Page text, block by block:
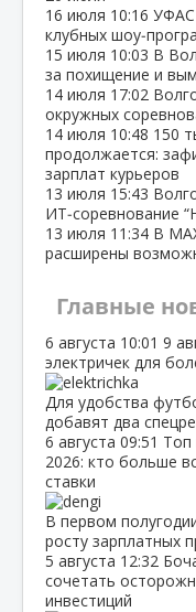
16 июля 10:16 УФАС
клубных
15 июля 10:03 В
за похищение и
14 июля 17:02
окружных
14 июля 10:48 150
продолжается:
зарплат курьеров
13 июля 15:43
ИТ‑соревнование
13 июля 11:34 В
расширены
Главные
6 августа 10:01 9
электричек для
Для удобства
добавят два
6 августа 09:51 Топ
2026: кто больше
ставки
В первом
росту зарплатных
5 августа 12:32
сочетать
инвестиций